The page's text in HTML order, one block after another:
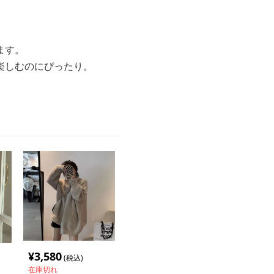
。
むのにぴったり。
¥3,580(税込)
在庫切れ